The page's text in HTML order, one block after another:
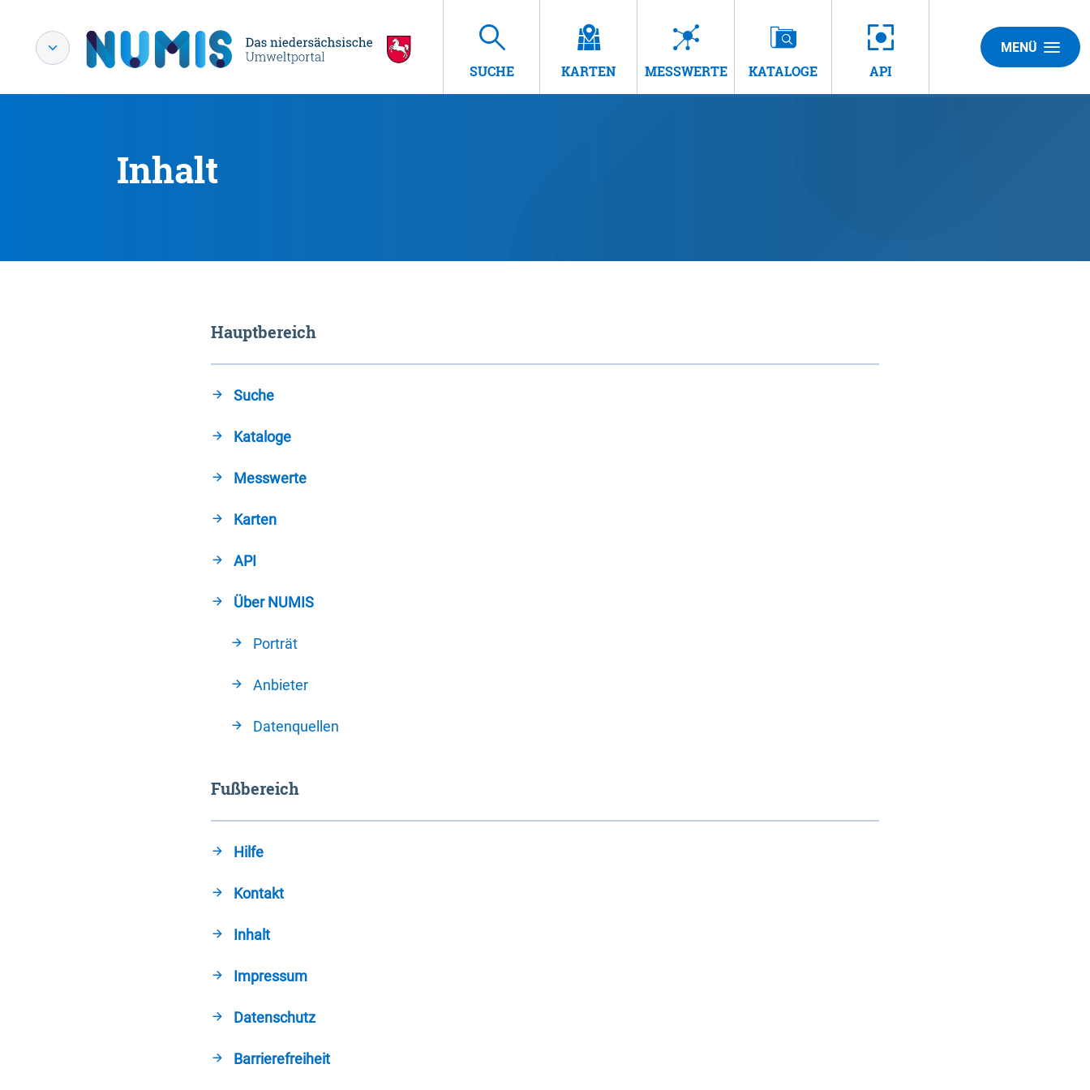
SUCHE KARTEN MESSWERTE KATALOGE API
MENÜ
Inhalt
Hauptbereich
Suche
Kataloge
Messwerte
Karten
API
Über NUMIS
Porträt
Anbieter
Datenquellen
Fußbereich
Hilfe
Kontakt
Inhalt
Impressum
Datenschutz
Barrierefreiheit